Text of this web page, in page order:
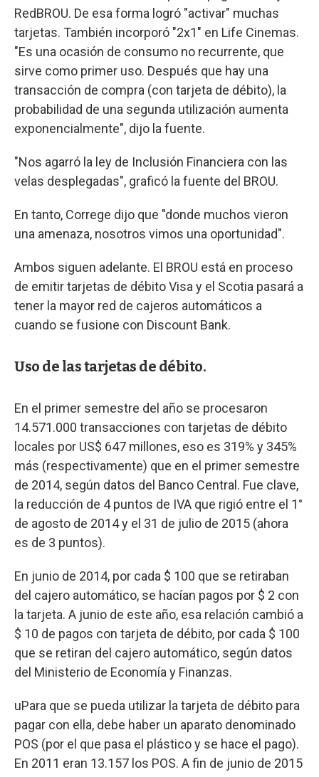
RedBROU. De esa forma logró "activar" muchas
tarjetas. También incorporó "2x1" en Life Cinemas.
"Es una ocasión de consumo no recurrente, que
sirve como primer uso. Después que hay una
transacción de compra (con tarjeta de débito), la
probabilidad de una segunda utilización aumenta
exponencialmente", dijo la fuente.
"Nos agarró la ley de Inclusión Financiera con las
velas desplegadas", graficó la fuente del BROU.
En tanto, Correge dijo que "donde muchos vieron
una amenaza, nosotros vimos una oportunidad".
Ambos siguen adelante. El BROU está en proceso
de emitir tarjetas de débito Visa y el Scotia pasará a
tener la mayor red de cajeros automáticos a
cuando se fusione con Discount Bank.
Uso de las tarjetas de débito.
En el primer semestre del año se procesaron
14.571.000 transacciones con tarjetas de débito
locales por US$ 647 millones, eso es 319% y 345%
más (respectivamente) que en el primer semestre
de 2014, según datos del Banco Central. Fue clave,
la reducción de 4 puntos de IVA que rigió entre el 1°
de agosto de 2014 y el 31 de julio de 2015 (ahora
es de 3 puntos).
En junio de 2014, por cada $ 100 que se retiraban
del cajero automático, se hacían pagos por $ 2 con
la tarjeta. A junio de este año, esa relación cambió a
$ 10 de pagos con tarjeta de débito, por cada $ 100
que se retiran del cajero automático, según datos
del Ministerio de Economía y Finanzas.
uPara que se pueda utilizar la tarjeta de débito para
pagar con ella, debe haber un aparato denominado
POS (por el que pasa el plástico y se hace el pago).
En 2011 eran 13.157 los POS. A fin de junio de 2015